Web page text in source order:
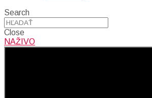
Search
Close
NAŽIVO